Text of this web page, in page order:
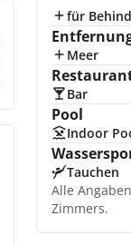
für
Meer
Bar
Pool
Indoor
Tauchen
Alle
Zimmers.